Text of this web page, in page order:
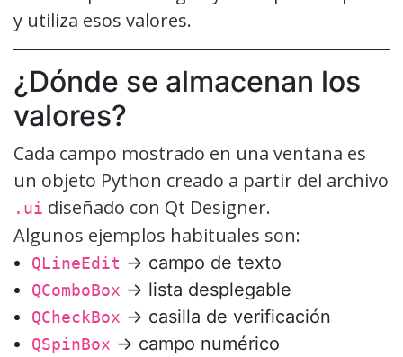
y utiliza esos valores.
¿Dónde se almacenan los
valores?
Cada campo mostrado en una ventana es
un objeto Python creado a partir del archivo
.ui diseñado con Qt Designer.
Algunos ejemplos habituales son:
QLineEdit → campo de texto
QComboBox → lista desplegable
QCheckBox → casilla de verificación
QSpinBox → campo numérico